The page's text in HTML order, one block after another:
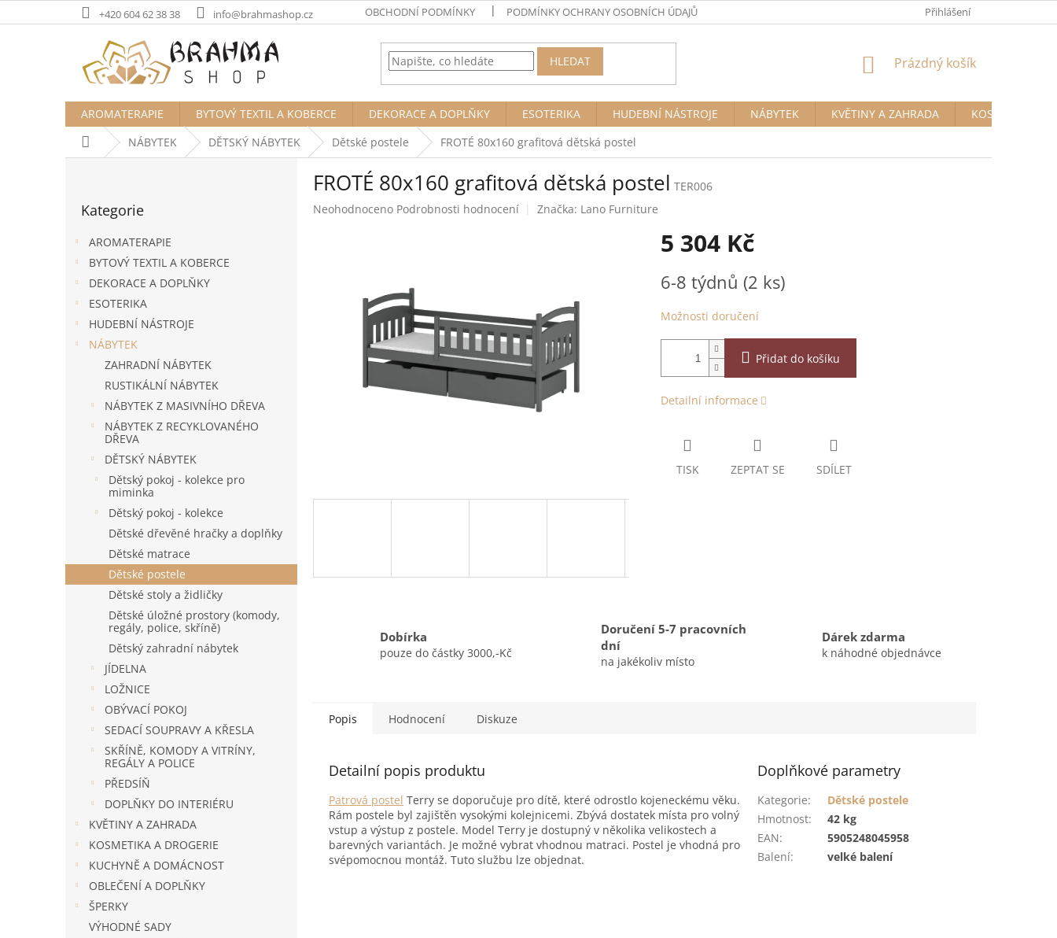
na
+420 604 62 38 38 info@brahmashop.cz OBCHODNÍ PODMÍNKY PODMÍNKY OCHRANY OSOBNÍCH ÚDAJŮ Přihlášení
HLEDAT
NÁKUPNÍ
Prázdný košík
AROMATERAPIE BYTOVÝ TEXTIL A KOBERCE DEKORACE A DOPLŇKY ESOTERIKA HUDEBNÍ NÁSTROJE NÁBYTEK KVĚTINY A ZAHRADA
KOSMETIKA A
Domů NÁBYTEK DĚTSKÝ NÁBYTEK Dětské postele FROTÉ 80x160 grafitová dětská postel
kategorie
Kategorie
AROMATERAPIE
BYTOVÝ TEXTIL A KOBERCE
DEKORACE A DOPLŇKY
ESOTERIKA
HUDEBNÍ NÁSTROJE
NÁBYTEK
ZAHRADNÍ NÁBYTEK
RUSTIKÁLNÍ NÁBYTEK
NÁBYTEK Z MASIVNÍHO DŘEVA
NÁBYTEK Z RECYKLOVANÉHO
DŘEVA
DĚTSKÝ NÁBYTEK
Dětský pokoj - kolekce pro
miminka
Dětský pokoj - kolekce
Dětské dřevěné hračky a doplňky
Dětské matrace
Dětské postele
Dětské stoly a židličky
Dětské úložné prostory (komody,
regály, police, skříně)
Dětský zahradní nábytek
JÍDELNA
LOŽNICE
OBÝVACÍ POKOJ
SEDACÍ SOUPRAVY A KŘESLA
SKŘÍNĚ, KOMODY A VITRÍNY,
REGÁLY A POLICE
PŘEDSÍŇ
DOPLŇKY DO INTERIÉRU
KVĚTINY A ZAHRADA
KOSMETIKA A DROGERIE
KUCHYNĚ A DOMÁCNOST
OBLEČENÍ A DOPLŇKY
ŠPERKY
VÝHODNÉ SADY
FROTÉ 80x160 grafitová dětská postel TER006
Průměrné
Neohodnoceno Podrobnosti hodnocení Značka: Lano Furniture
5 304 Kč
cena:
6-8 týdnů (2 ks)
Možnosti doručení
Přidat do košíku
Detailní informace
TISK ZEPTAT SE SDÍLET
Dobírka
pouze do částky 3000,-Kč
Doručení 5-7 pracovních
dní
na jakékoliv místo
Dárek zdarma
k náhodné objednávce
Popis Hodnocení Diskuze
Detailní popis produktu
Patrová postel Terry se doporučuje pro dítě, které odrostlo kojeneckému věku.
Rám postele byl zajištěn vysokými kolejnicemi. Zbývá dostatek místa pro volný
vstup a výstup z postele. Model Terry je dostupný v několika velikostech a
barevných variantách. Je možné vybrat vhodnou matraci. Postel je vhodná pro
svépomocnou montáž. Tuto službu lze objednat.
Doplňkové parametry
Kategorie:
Dětské postele
Hmotnost:
42 kg
EAN:
5905248045958
Balení: velké balení